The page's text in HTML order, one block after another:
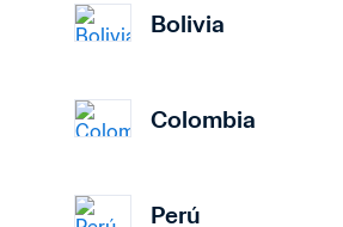
Bolivia
Colombia
Perú